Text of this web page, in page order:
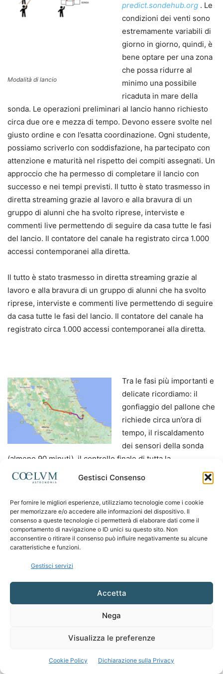
Gestisci Consenso
Per fornire le migliori esperienze, utilizziamo tecnologie come i cookie
per memorizzare e/o accedere alle informazioni del dispositivo. Il
consenso a queste tecnologie ci permetterà di elaborare dati come il
comportamento di navigazione o ID unici su questo sito. Non
acconsentire o ritirare il consenso può influire negativamente su alcune
caratteristiche e funzioni.
Gestisci servizi
Accetta
Nega
Visualizza le preferenze
Cookie Policy Dichiarazione sulla Privacy
Modalità di lancio
predict.sondehub.org . Le
condizioni dei venti sono
estremamente variabili di
giorno in giorno, quindi, è
bene optare per una zona
che possa ridurre al
minimo una possibile
ricaduta in mare della
sonda. Le operazioni preliminari al lancio hanno richiesto
circa due ore e mezza di tempo. Devono essere svolte nel
giusto ordine e con l’esatta coordinazione. Ogni studente,
possiamo scriverlo con soddisfazione, ha partecipato con
attenzione e maturità nel rispetto dei compiti assegnati. Un
approccio che ha permesso di completare il lancio con
successo e nei tempi previsti. Il tutto è stato trasmesso in
diretta streaming grazie al lavoro e alla bravura di un
gruppo di alunni che ha svolto riprese, interviste e
commenti live permettendo di seguire da casa tutte le fasi
del lancio. Il contatore del canale ha registrato circa 1.000
accessi contemporanei alla diretta.
Il tutto è stato trasmesso in diretta streaming grazie al
lavoro e alla bravura di un gruppo di alunni che ha svolto
riprese, interviste e commenti live permettendo di seguire
da casa tutte le fasi del lancio. Il contatore del canale ha
registrato circa 1.000 accessi contemporanei alla diretta.
Tra le fasi più importanti e
delicate ricordiamo: il
gonfiaggio del pallone che
richiede circa un’ora di
tempo, il riscaldamento
dei sensori della sonda
(almeno 90 minuti), il controllo finale di tutta la
strumentazione prima di sigillare l’involucro esterno, il
fissaggio con corda del pallone al paracadute e a sua volta
fatto salire gradualmente tramite il supporto di una corda
supplementare che ci ha permesso di controllarne il
movimento nei primi metri di volo. Una volta stabilizzato in
aria è stato definitivamente lasciato libero di volare
accompagnato dagli applausi e la gioia di tutti noi presenti.
vista dei nostri occhi. Abbiamo potuto seguirne la
traiettoria nei primi 20 minuti di volo fino a quando anche il
segnale è ricomparso dopo 90 interminabili minuti di
spostamenti fino alla sua caduta avvenuta alle ore 15:29,